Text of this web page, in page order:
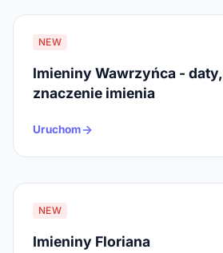
NEW
Imieniny Wawrzyńca -
znaczenie imienia
Uruchom
NEW
Imieniny Floriana